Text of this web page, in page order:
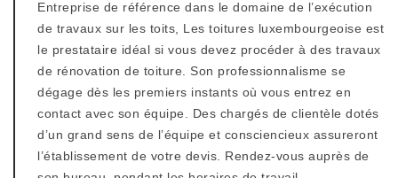
Entreprise de référence dans le domaine de l’exécution
de travaux sur les toits, Les toitures luxembourgeoise est
le prestataire idéal si vous devez procéder à des travaux
de rénovation de toiture. Son professionnalisme se
dégage dès les premiers instants où vous entrez en
contact avec son équipe. Des chargés de clientèle dotés
d’un grand sens de l’équipe et consciencieux assureront
l’établissement de votre devis. Rendez-vous auprès de